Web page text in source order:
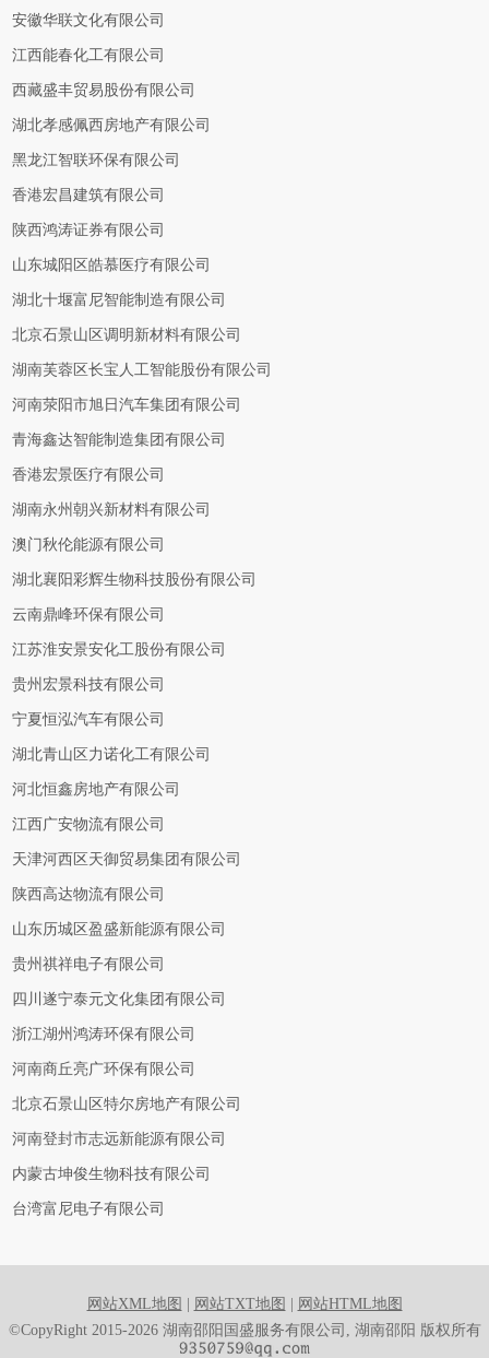
安徽华联文化有限公司
江西能春化工有限公司
西藏盛丰贸易股份有限公司
湖北孝感佩西房地产有限公司
黑龙江智联环保有限公司
香港宏昌建筑有限公司
陕西鸿涛证券有限公司
山东城阳区皓慕医疗有限公司
湖北十堰富尼智能制造有限公司
北京石景山区调明新材料有限公司
湖南芙蓉区长宝人工智能股份有限公司
河南荥阳市旭日汽车集团有限公司
青海鑫达智能制造集团有限公司
香港宏景医疗有限公司
湖南永州朝兴新材料有限公司
澳门秋伦能源有限公司
湖北襄阳彩辉生物科技股份有限公司
云南鼎峰环保有限公司
江苏淮安景安化工股份有限公司
贵州宏景科技有限公司
宁夏恒泓汽车有限公司
湖北青山区力诺化工有限公司
河北恒鑫房地产有限公司
江西广安物流有限公司
天津河西区天御贸易集团有限公司
陕西高达物流有限公司
山东历城区盈盛新能源有限公司
贵州祺祥电子有限公司
四川遂宁泰元文化集团有限公司
浙江湖州鸿涛环保有限公司
河南商丘亮广环保有限公司
北京石景山区特尔房地产有限公司
河南登封市志远新能源有限公司
内蒙古坤俊生物科技有限公司
台湾富尼电子有限公司
网站XML地图 网站TXT地图
网站HTML地图
©CopyRight 2015-2026 湖南邵阳国盛服务有限公司, 湖南邵阳 版权所有